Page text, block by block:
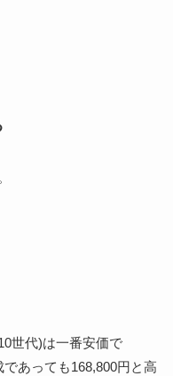
世代)は一番安価で
あっても168,800円と高